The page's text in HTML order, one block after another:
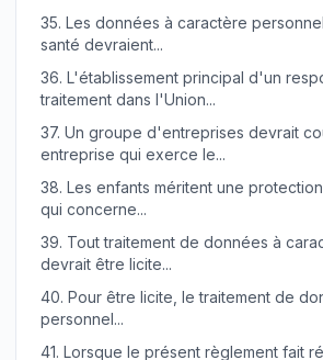
35. Les données à caractère
santé devraient...
36. L'établissement principal d'un
traitement dans l'Union...
37. Un groupe d'entreprises devrait
entreprise qui exerce le...
38. Les enfants méritent une
qui concerne...
39. Tout traitement de données à
devrait être licite...
40. Pour être licite, le traitement de
personnel...
41. Lorsque le présent règlement fait